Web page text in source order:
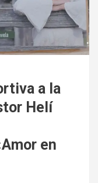
a la
Helí
en